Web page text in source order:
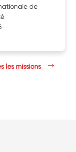
de
les missions